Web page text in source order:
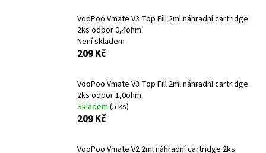
VooPoo Vmate V3 Top Fill 2ml náhradní cartridge
2ks odpor 0,4ohm
Není skladem
209 Kč
VooPoo Vmate V3 Top Fill 2ml náhradní cartridge
2ks odpor 1,0ohm
Skladem (5 ks)
209 Kč
VooPoo Vmate V2 2ml náhradní cartridge 2ks
HLEDAT